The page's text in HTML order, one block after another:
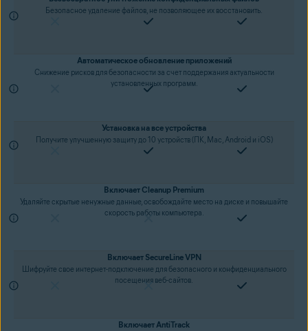
Безопасное удаление файлов, не позволяющее их восстановить.
Автоматическое обновление приложений
Снижение рисков для безопасности за счет поддержания актуальности
установленных программ.
Установка на все устройства
Получите улучшенную защиту до 10 устройств (ПК, Mac, Android и iOS)
Включает Cleanup Premium
Удаляйте скрытые ненужные данные, освобождайте место на диске и повышайте
скорость работы компьютера.
Включает SecureLine VPN
Шифруйте свое интернет-подключение для безопасного и конфиденциального
посещения веб-сайтов.
Включает AntiTrack